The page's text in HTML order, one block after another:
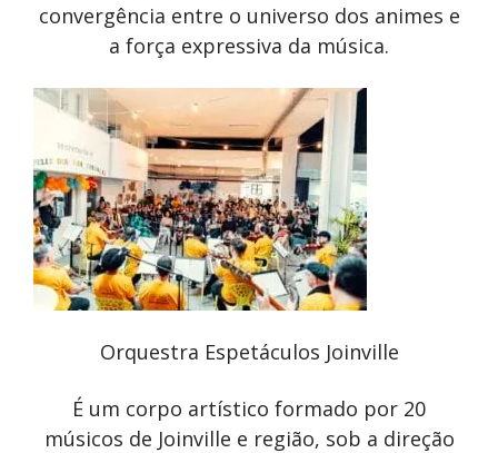
convergência entre o universo dos animes e
a força expressiva da música.
Orquestra Espetáculos Joinville
É um corpo artístico formado por 20
músicos de Joinville e região, sob a direção